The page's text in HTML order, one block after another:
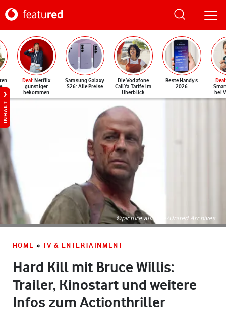
Deal: Netflix
günstiger
bekommen
Samsung Galaxy
S26: Alle Preise
Die Vodafone
CallYa-Tarife im
Überblick
Beste Handys
2026
Deal
bei
INHALT
©picture alliance/United Archives
HOME » TV & ENTERTAINMENT
Hard Kill mit Bruce Willis:
Trailer, Kinostart und weitere
Infos zum Actionthriller